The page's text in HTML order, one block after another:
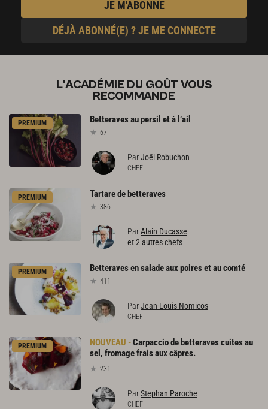
JE M'ABONNE
DÉJÀ ABONNÉ(E) ? JE ME CONNECTE
L'ACADÉMIE DU GOÛT VOUS
RECOMMANDE
PREMIUM Betteravesaupersil età l’ail
67
ParJoël Robuchon
CHEF
PREMIUM Tartarede betteraves
386
ParAlain Ducasse
et 2 autres chefs
PREMIUM Betteravesensaladeauxpoiresetaucomté
411
ParJean-Louis Nomicos
CHEF
PREMIUM
Carpaccio de betteraves cuites au
sel, fromage frais aux câpres.
231
ParStephan Paroche
CHEF